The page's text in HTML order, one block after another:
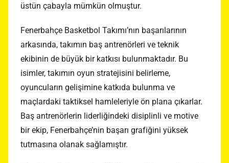
üstün çabayla mümkün olmuştur.
Fenerbahçe Basketbol Takımı’nın başarılarının
arkasında, takımın baş antrenörleri ve teknik
ekibinin de büyük bir katkısı bulunmaktadır. Bu
isimler, takımın oyun stratejisini belirleme,
oyuncuların gelişimine katkıda bulunma ve
maçlardaki taktiksel hamleleriyle ön plana çıkarlar.
Baş antrenörlerin liderliğindeki disiplinli ve motive
bir ekip, Fenerbahçe’nin başarı grafiğini yüksek
tutmasına olanak sağlamıştır.